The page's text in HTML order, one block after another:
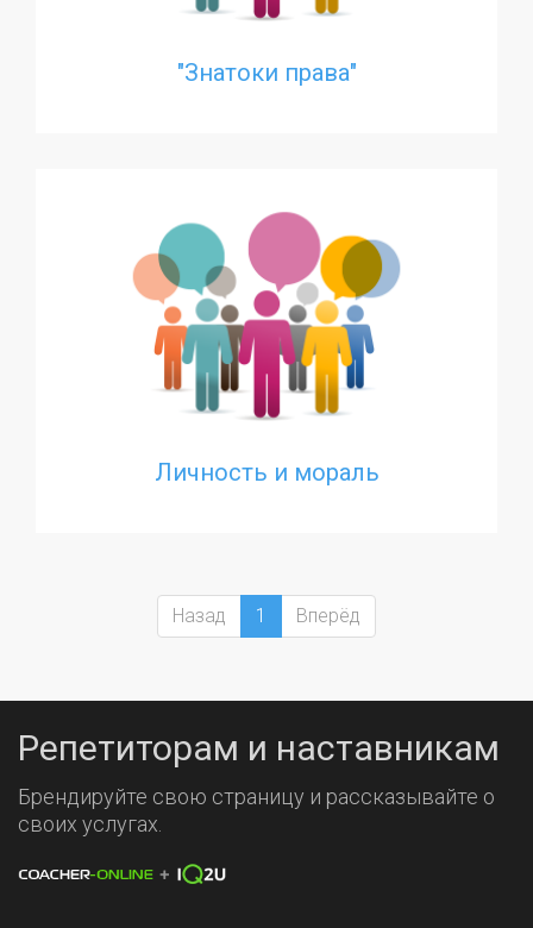
"Знатоки права"
Личность и мораль
Назад 1 Вперёд
Репетиторам и наставникам
Брендируйте свою страницу и рассказывайте о
своих услугах.